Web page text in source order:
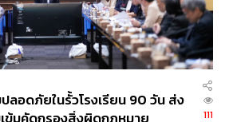
ขอขอบคุณและชื่นชมเจ้าหน้าที่
วจภูธรจังหวัดนราธิวาส ตำรวจภูธร
.สำราญ รนวลมา รองผู้บัญชาการ
นี้ถือว่าพยานหลักฐานครบถ้วนแล้ว
ะ อาวุธปืนที่ใช้ก่อเหตุ รวมถึงพยาน
ลอดภัยในรั้วโรงเรียน 90 วัน ส่ง
111